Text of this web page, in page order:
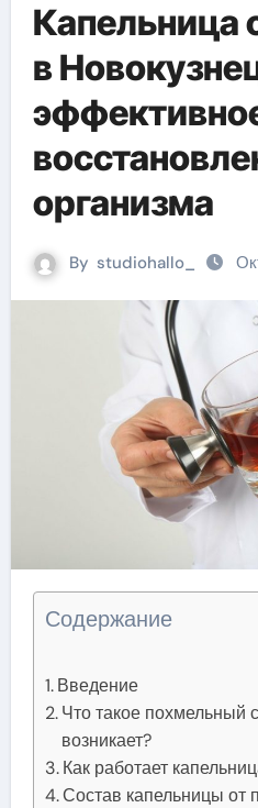
Капельница
в
организма
By studiohallo_
Содержание
Введение
Что такое похмельный
возникает?
Как работает
Состав капельницы от